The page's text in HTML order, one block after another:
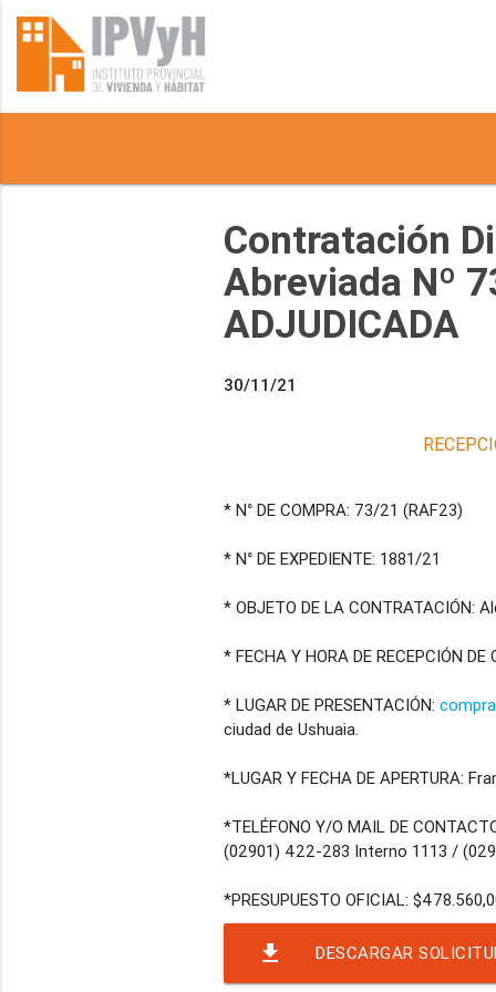
Contratación
Abreviada Nº
ADJUDICADA
30/11/21
* N° DE COMPRA: 73/21 (RAF23)
* N° DE EXPEDIENTE: 1881/21
* OBJETO DE LA CONTRATACIÓN:
* FECHA Y HORA DE RECEPCIÓN
* LUGAR DE PRESENTACIÓN:
ciudad de Ushuaia.
*LUGAR Y FECHA DE APERTURA:
*TELÉFONO Y/O MAIL DE
(02901) 422-283 Interno 1113 /
file_download DESCARGAR